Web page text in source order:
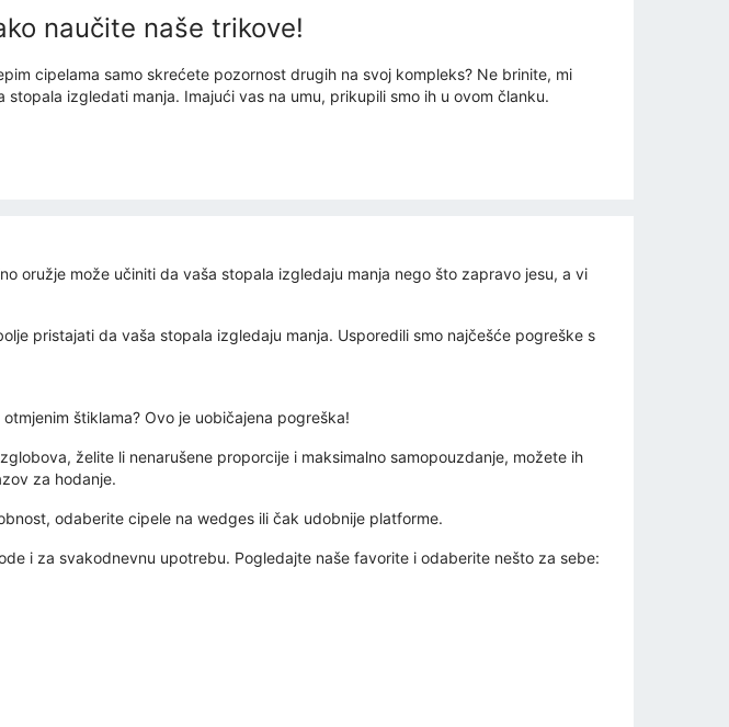
naučite naše trikove!
cipelama samo skrećete pozornost drugih na svoj kompleks? Ne brinite, mi
izgledati manja. Imajući vas na umu, prikupili smo ih u ovom članku.
oružje može učiniti da vaša stopala izgledaju manja nego što zapravo jesu, a vi
pristajati da vaša stopala izgledaju manja. Usporedili smo najčešće pogreške s
štiklama? Ovo je uobičajena pogreška!
želite li nenarušene proporcije i maksimalno samopouzdanje, možete ih
za hodanje.
odaberite cipele na wedges ili čak udobnije platforme.
i za svakodnevnu upotrebu. Pogledajte naše favorite i odaberite nešto za sebe: